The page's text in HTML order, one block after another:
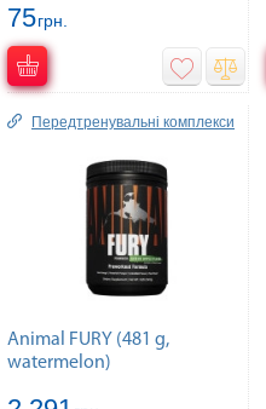
75грн.
Передтренувальні комплекси
Animal FURY (481 g,
watermelon)